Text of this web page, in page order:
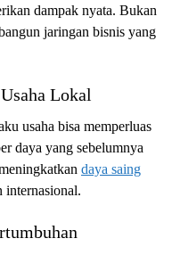
dampak nyata. Bukan
jaringan bisnis yang
Lokal
usaha bisa memperluas
daya yang sebelumnya
daya saing
internasional.